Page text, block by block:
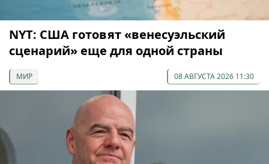
NYT: США готовят «венесуэльский
сценарий» еще для одной страны
МИР 08 АВГУСТА 2026 11:30